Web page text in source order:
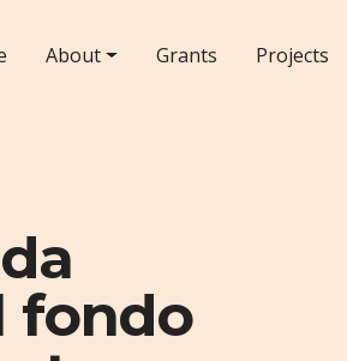
About Grants Projects
fondo